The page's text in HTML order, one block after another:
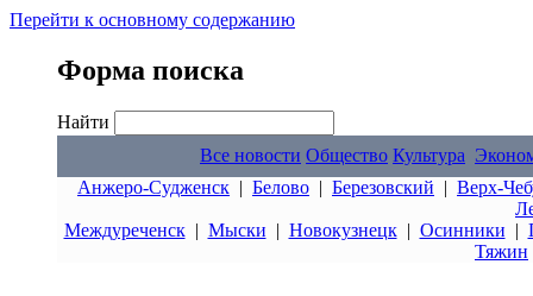
Перейти к основному содержанию
Форма поиска
Найти
Все новости Общество Культура
Анжеро-Судженск | Белово | Березовский | Верх-
Междуреченск| Мыски | Новокузнецк| Осинники |
Тяжин